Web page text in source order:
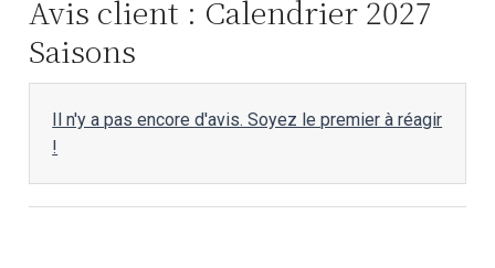
Avis client : Calendrier 2027
Saisons
Il n'y a pas encore d'avis. Soyez le premier à réagir
!